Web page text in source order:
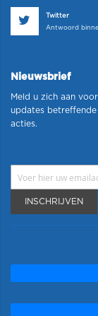
Twitter
Antwoord
Nieuwsbrief
Meld u zich aan
updates
acties.
INSCHRIJVEN